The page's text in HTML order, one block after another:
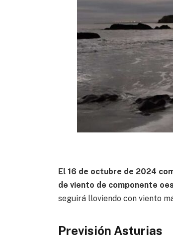
El 16 de octubre de 2024
de viento de componente
seguirá lloviendo con viento
Previsión Asturias